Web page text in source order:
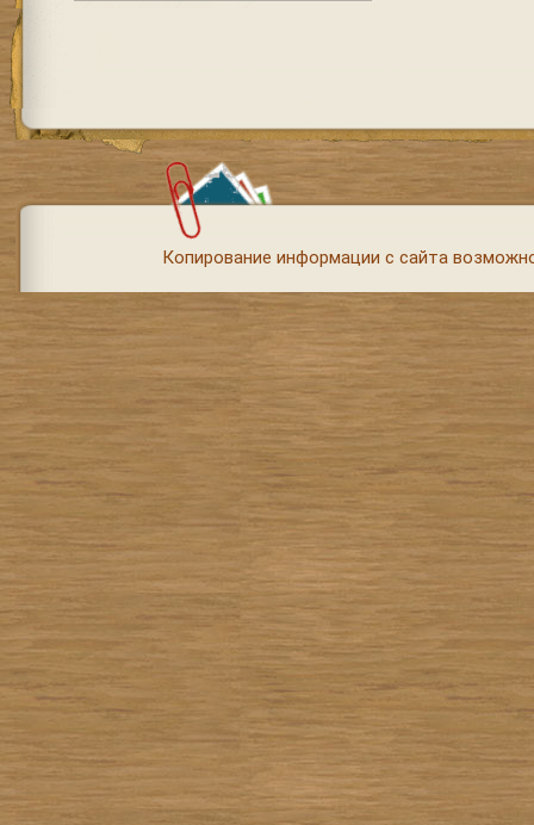
Копирование информации с сайта